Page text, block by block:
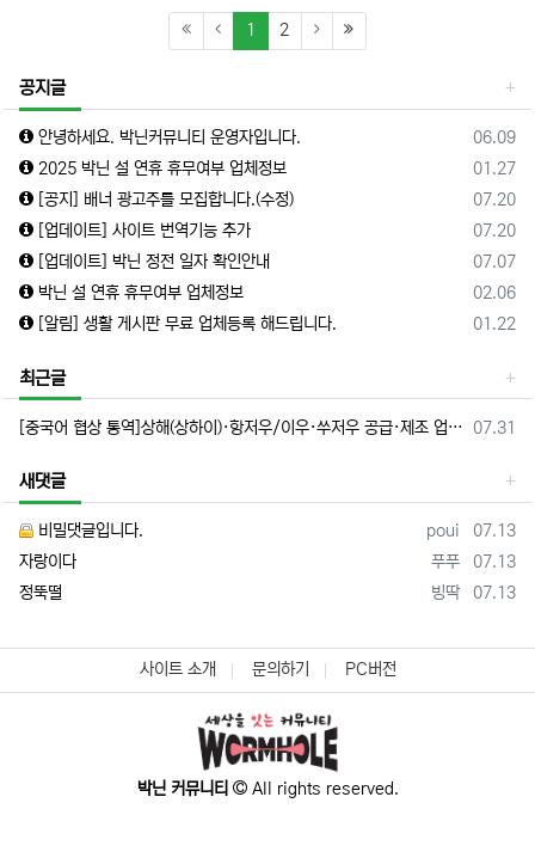
1 (current)
2 (last)
공지글
등록일
06.09
안녕하세요. 박닌커뮤니티 운영자입니다.
등록일
01.27
2025 박닌 설 연휴 휴무여부 업체정보
등록일
07.20
[공지] 배너 광고주를 모집합니다.(수정)
등록일
07.20
[업데이트] 사이트 번역기능 추가
등록일
07.07
[업데이트] 박닌 정전 일자 확인안내
등록일
02.06
박닌 설 연휴 휴무여부 업체정보
등록일
01.22
[알림] 생활 게시판 무료 업체등록 해드립니다.
최근글
등록일
07.31
[중국어 협상 통역]상해(상하이)·항저우/이우·쑤저우 공급·제조 업체,공장 미팅 & 전시회 한중 원어민 프리랜서 비즈니스 통역사
새댓글
등록자
poui 등록일
07.13
비밀댓글입니다.
등록자
푸푸 등록일
07.13
자랑이다
등록자
빙딱 등록일
07.13
정뚝떨
사이트 소개 문의하기 PC버전
박닌 커뮤니티 All rights reserved.